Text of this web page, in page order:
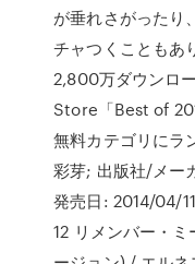
が垂れさがったり
チャつくこともあ
2,800万ダウンロ
Store「Best of
無料カテゴリにラ
彩芽; 出版社/メー
発売日: 2014/04/
12 リメンバー・